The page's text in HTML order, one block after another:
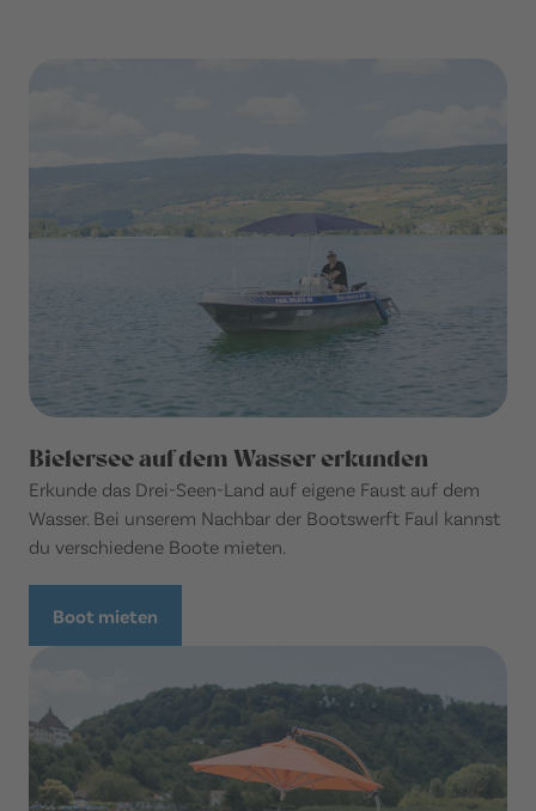
Bielersee auf dem Wasser erkunden
Erkunde das Drei-Seen-Land auf eigene Faust auf dem
Wasser. Bei unserem Nachbar der Bootswerft Faul kannst
du verschiedene Boote mieten.
Boot mieten